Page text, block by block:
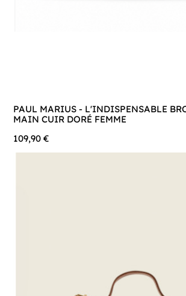
PAUL MARIUS - L'INDISPENSABLE
MAIN CUIR DORÉ FEMME
109,90 €